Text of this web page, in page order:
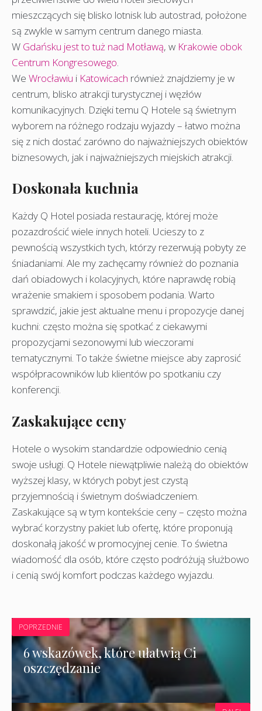
mieszczących się blisko lotnisk lub autostrad, położone
są zwykle w samym centrum danego miasta.
W Gdańsku jest to tuż nad Motławą, w Krakowie obok
Centrum Kongresowego.
We Wrocławiu i Katowicach również znajdziemy je w
centrum, blisko atrakcji turystycznej i węzłów
komunikacyjnych. Dzięki temu Q Hotele są świetnym
wyborem na różnego rodzaju wyjazdy – łatwo można
się z nich dostać zarówno do najważniejszych obiektów
biznesowych, jak i najważniejszych miejskich atrakcji.
Doskonała kuchnia
Każdy Q Hotel posiada restaurację, której może
pozazdrościć wiele innych hoteli. Ucieszy to z
pewnością wszystkich tych, którzy rezerwują pobyty ze
śniadaniami. Ale my zachęcamy również do poznania
dań obiadowych i kolacyjnych, które naprawdę robią
wrażenie smakiem i sposobem podania. Warto
sprawdzić, jakie jest aktualne menu i propozycje danej
kuchni: często można się spotkać z ciekawymi
propozycjami sezonowymi lub wieczorami
tematycznymi. To także świetne miejsce aby zaprosić
współpracowników lub klientów po spotkaniu czy
konferencji.
Zaskakujące ceny
Hotele o wysokim standardzie odpowiednio cenią
swoje usługi. Q Hotele niewątpliwie należą do obiektów
wyższej klasy, w których pobyt jest czystą
przyjemnością i świetnym doświadczeniem.
Zaskakujące są w tym kontekście ceny – często można
wybrać korzystny pakiet lub ofertę, które proponują
doskonałą jakość w promocyjnej cenie. To świetna
wiadomość dla osób, które często podróżują służbowo
i cenią swój komfort podczas każdego wyjazdu.
POPRZEDNIE
6 wskazówek, które ułatwią Ci
oszczędzanie